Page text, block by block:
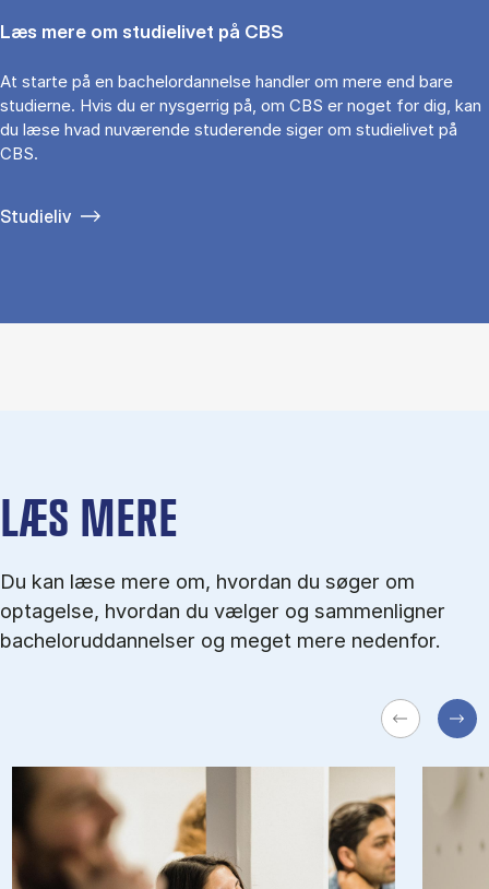
Læs mere om studielivet på CBS
At starte på en bachelordannelse handler om mere end bare
studierne. Hvis du er nysgerrig på, om CBS er noget for dig, kan
du læse hvad nuværende studerende siger om studielivet på
CBS.
Studieliv
LÆS MERE
Du kan læse mere om, hvordan du søger om
optagelse, hvordan du vælger og sammenligner
bacheloruddannelser og meget mere nedenfor.